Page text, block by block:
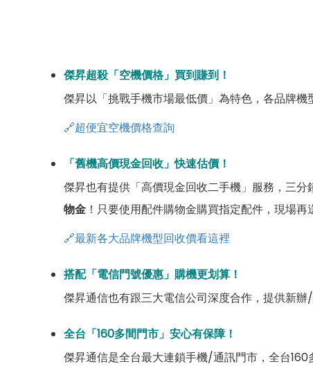
傑昇超殺「空機價格」買到賺到！
傑昇以「挑戰手機市場最低價」為特色，各品牌
🔗超便宜空機價格查詢
「舊機高價現金回收」快速估價！
傑昇也有提供「高價現金回收二手機」服務，三
物金 ！只要使用配件購物金購買指定配件，現場再
🔗最新各大品牌機型回收價看這裡
搭配「電信門號優惠」購機更划算！
傑昇通信也有跟三大電信公司深度合作，提供新
全台「160多間門市」安心有保障！
傑昇通信是全台最大連鎖手機/通訊門市，全台